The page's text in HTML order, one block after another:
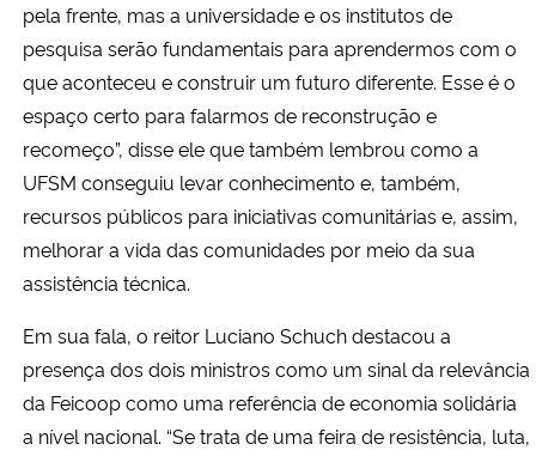
pela frente, mas a universidade e os institutos de
pesquisa serão fundamentais para aprendermos com o
que aconteceu e construir um futuro diferente. Esse é o
espaço certo para falarmos de reconstrução e
recomeço”, disse ele que também lembrou como a
UFSM conseguiu levar conhecimento e, também,
recursos públicos para iniciativas comunitárias e, assim,
melhorar a vida das comunidades por meio da sua
assistência técnica.
Em sua fala, o reitor Luciano Schuch destacou a
presença dos dois ministros como um sinal da relevância
da Feicoop como uma referência de economia solidária
a nível nacional. “Se trata de uma feira de resistência, luta,